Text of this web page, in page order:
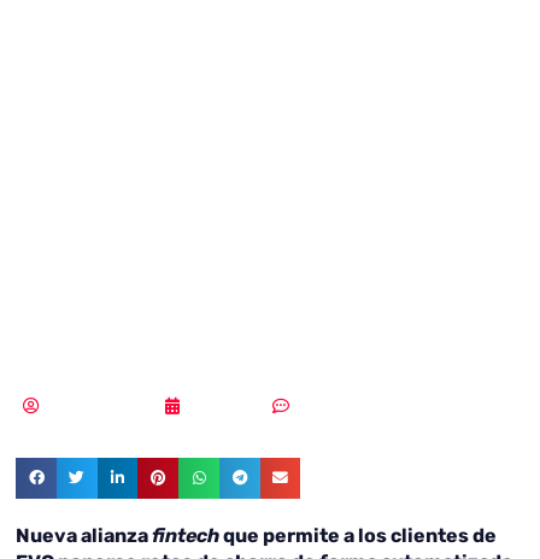
Nueva alianzafintechque permite a los clientes de